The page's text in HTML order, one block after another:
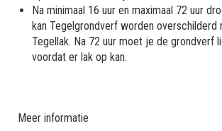
Na minimaal 16 uur en maximaal 72 uur
kan Tegelgrondverf worden overschilderd
Tegellak. Na 72 uur moet je de grondverf
voordat er lak op kan.
Meer informatie